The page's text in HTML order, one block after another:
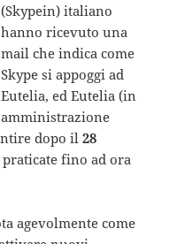
(Skypein) italiano
hanno ricevuto una
mail che indica come
Skype si appoggi ad
Eutelia, ed Eutelia (in
amministrazione
dopo il28
fino ad ora
agevolmente come